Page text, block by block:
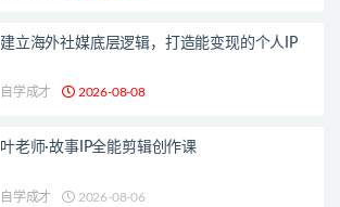
建立海外社媒底层逻辑，打造能变现的个人IP
自学成才 2026-08-08
叶老师·故事IP全能剪辑创作课
自学成才 2026-08-06